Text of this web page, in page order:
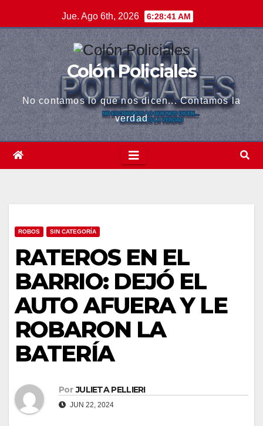
al
contenido
Jue. Ago 6th, 2026 6:28:42 AM
Colón Policiales
No contamos lo que nos dicen... Contamos la
verdad
ROBOS SIN CATEGORÍA
RATEROS EN EL
BARRIO: DEJÓ EL
AUTO AFUERA Y LE
ROBARON LA
BATERÍA
Por JULIETA PELLIERI
JUN 22, 2024